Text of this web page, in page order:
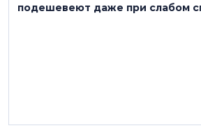
подешевеют даже при слабом